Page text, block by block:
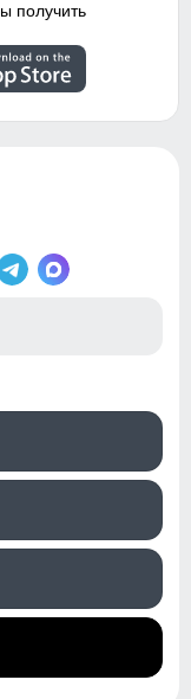
получить